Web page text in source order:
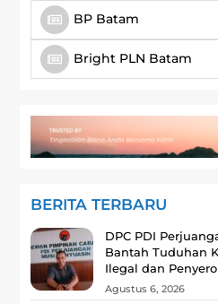
BP Batam
Bright PLN Batam
BERITA TERBARU
DPC PDI
Bantah Tuduhan
Ilegal dan
Agustus 6, 2026